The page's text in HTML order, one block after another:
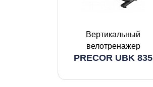
Вертикальный
велотренажер
PRECOR UBK 835